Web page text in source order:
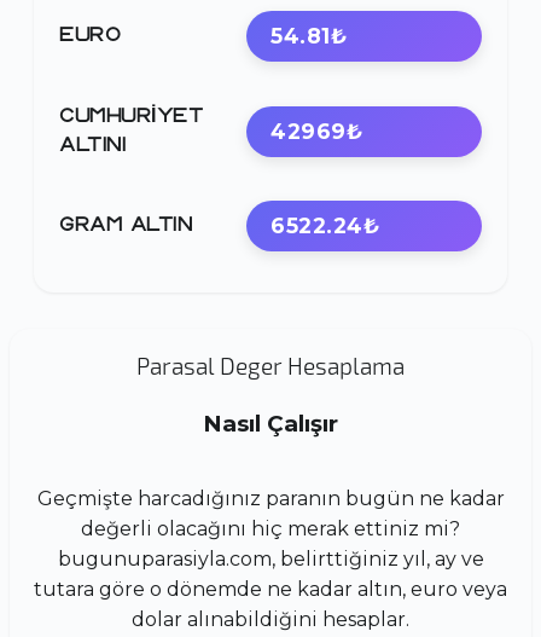
EURO 54.81₺
CUMHURIYET
ALTINI
42969₺
GRAM ALTIN 6522.24₺
Parasal Deger Hesaplama
Nasıl Çalışır
Geçmişte harcadığınız paranın bugün ne kadar
değerli olacağını hiç merak ettiniz mi?
bugunuparasiyla.com, belirttiğiniz yıl, ay ve
tutara göre o dönemde ne kadar altın, euro veya
dolar alınabildiğini hesaplar.